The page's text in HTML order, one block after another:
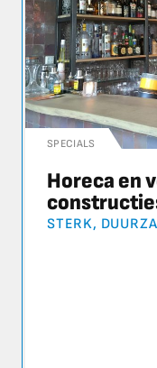
SPECIALS
Horeca en
STERK,